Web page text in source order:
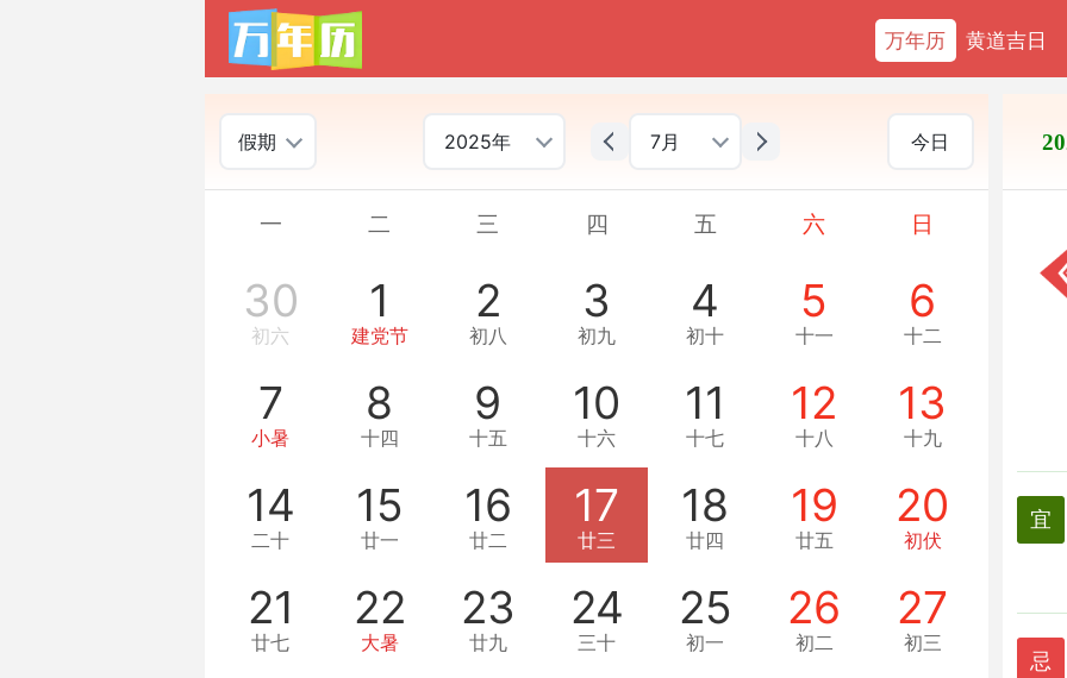
万年历 黄道吉日
假期 2025年 7月 今日
一 二 三 四 五 六 日
30
初六
1
建党节
2
初八
3
初九
4
初十
5
十一
6
十二
7
小暑
8
十四
9
十五
10
十六
11
十七
12
十八
13
十九
14
二十
15
廿一
16
廿二
17
廿三
18
廿四
19
廿五
20
初伏
21
廿七
22
大暑
23
廿九
24
三十
25
初一
26
初二
27
初三
宜
忌